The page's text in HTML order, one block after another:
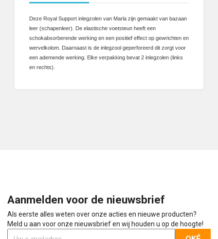
Deze Royal Support inlegzolen van Marla zijn gemaakt van bazaan
leer (schapenleer). De elastische voetsteun heeft een
schokabsorberende werking en een positief effect op gewrichten en
wervelkolom. Daarnaast is de inlegzool geperforeerd dit zorgt voor
een ademende werking. Elke verpakking bevat 2 inlegzolen (links
en rechts).
Aanmelden voor de nieuwsbrief
Als eerste alles weten over onze acties en nieuwe producten?
Meld u aan voor onze nieuwsbrief en wij houden u op de hoogte!